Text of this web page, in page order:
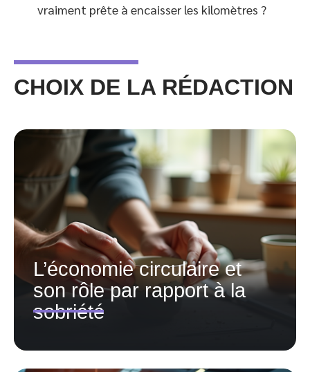
vraiment prête à encaisser les kilomètres ?
CHOIX DE LA RÉDACTION
L’économie circulaire et
son rôle par rapport à la
sobriété